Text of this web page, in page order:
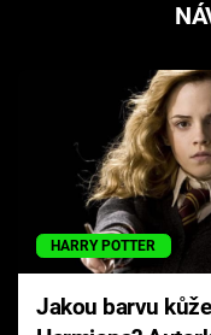
HARRY POTTER
Jakou barvu